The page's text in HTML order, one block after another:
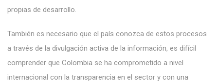
propias de desarrollo.
También es necesario que el país conozca de estos procesos
a través de la divulgación activa de la información, es difícil
comprender que Colombia se ha comprometido a nivel
internacional con la transparencia en el sector y con una